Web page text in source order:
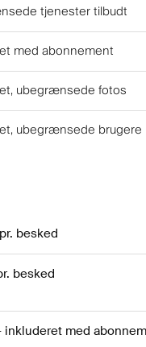
tjenester tilbudt
med abonnement
ubegrænsede fotos
ubegrænsede brugere
pr. besked
besked
inkluderet med